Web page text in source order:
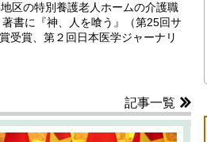
区の特別養護老人ホームの介護職
書に『神、人を喰う』（第25回サ
受賞、第２回日本医学ジャーナリ
記事一覧